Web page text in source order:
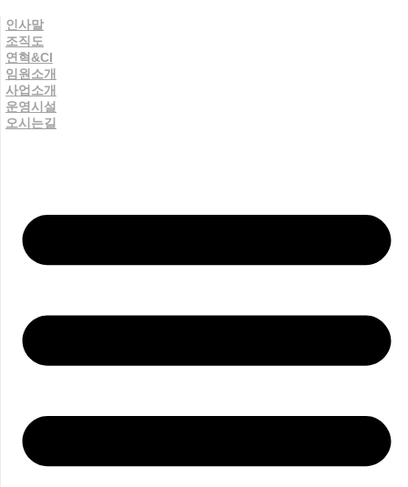
인사말
조직도
연혁&CI
임원소개
사업소개
운영시설
오시는길